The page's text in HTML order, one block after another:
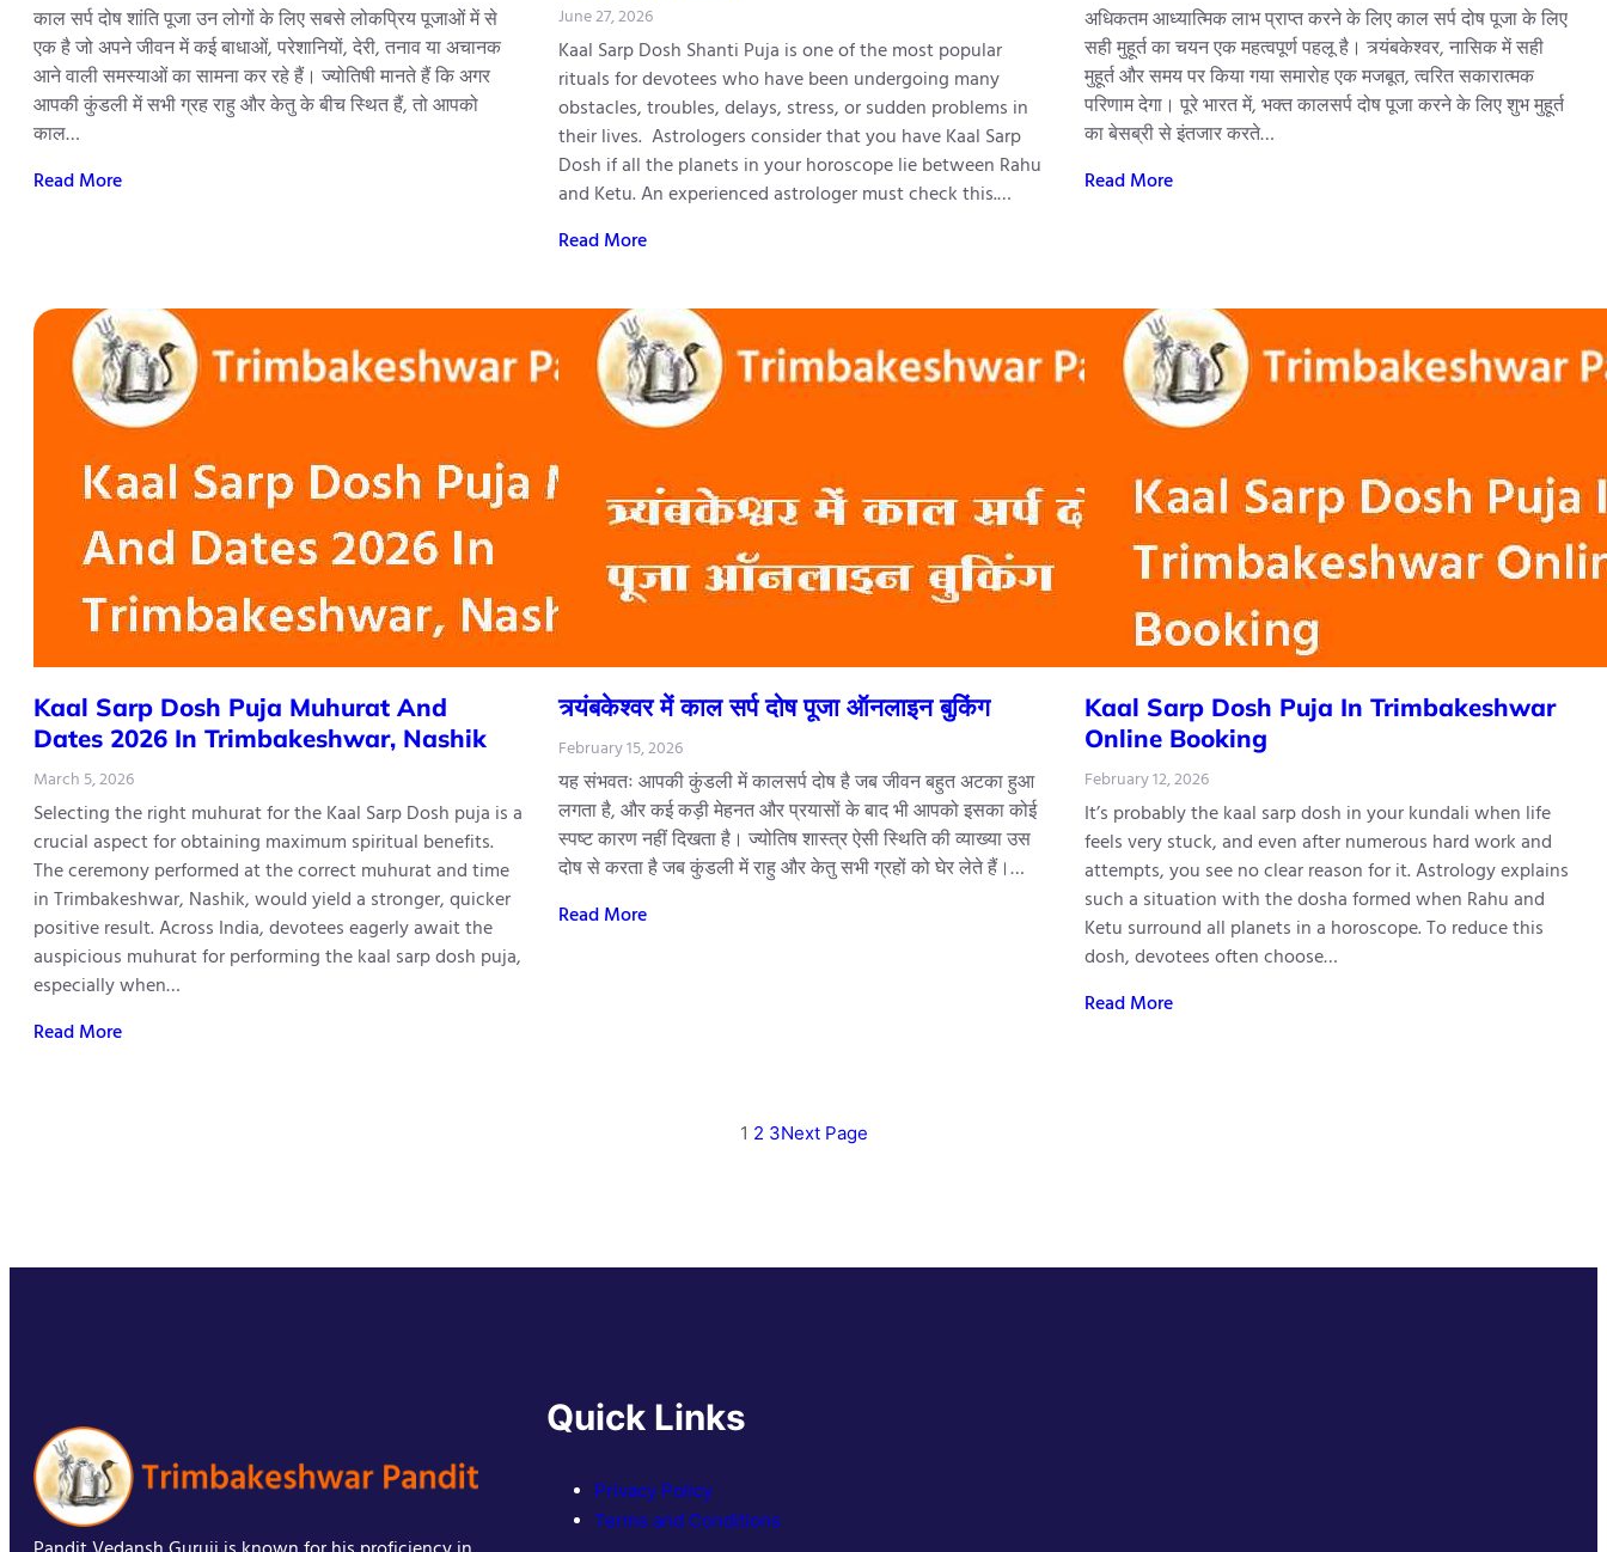
काल सर्प दोष शांति पूजा उन लोगों के लिए सबसे लोकप्रिय पूजाओं में से
एक है जो अपने जीवन में कई बाधाओं, परेशानियों, देरी, तनाव या अचानक
आने वाली समस्याओं का सामना कर रहे हैं। ज्योतिषी मानते हैं कि अगर
आपकी कुंडली में सभी ग्रह राहु और केतु के बीच स्थित हैं, तो आपको
काल…
Read More
June 27, 2026
Kaal Sarp Dosh Shanti Puja is one of the most popular
rituals for devotees who have been undergoing many
obstacles, troubles, delays, stress, or sudden problems in
their lives. Astrologers consider that you have Kaal Sarp
Dosh if all the planets in your horoscope lie between Rahu
and Ketu. An experienced astrologer must check this.…
Read More
अधिकतम आध्यात्मिक लाभ प्राप्त करने के लिए काल सर्प दोष पूजा के लिए
सही मुहूर्त का चयन एक महत्वपूर्ण पहलू है। त्र्यंबकेश्वर, नासिक में सही
मुहूर्त और समय पर किया गया समारोह एक मजबूत, त्वरित सकारात्मक
परिणाम देगा। पूरे भारत में, भक्त कालसर्प दोष पूजा करने के लिए शुभ मुहूर्त
का बेसब्री से इंतजार करते…
Read More
Kaal​‍​‌‍​‍‌​‍​‌‍​‍‌ Sarp Dosh Puja Muhurat And
Dates 2026 In Trimbakeshwar, Nashik
March 5, 2026
Selecting the right muhurat for the Kaal Sarp Dosh puja is a
crucial aspect for obtaining maximum spiritual benefits.
The ceremony performed at the correct muhurat and time
in Trimbakeshwar, Nashik, would yield a stronger, quicker
positive result. Across India, devotees eagerly await the
auspicious muhurat for performing the kaal sarp dosh puja,
especially when…
Read More
त्र्यंबकेश्वर में काल सर्प दोष पूजा ऑनलाइन बुकिंग
February 15, 2026
यह संभवतः आपकी कुंडली में कालसर्प दोष है जब जीवन बहुत अटका हुआ
लगता है, और कई कड़ी मेहनत और प्रयासों के बाद भी आपको इसका कोई
स्पष्ट कारण नहीं दिखता है। ज्योतिष शास्त्र ऐसी स्थिति की व्याख्या उस
दोष से करता है जब कुंडली में राहु और केतु सभी ग्रहों को घेर लेते हैं।…
Read More
Kaal Sarp Dosh Puja In Trimbakeshwar
Online Booking
February 12, 2026
It’s probably the kaal sarp dosh in your kundali when life
feels very stuck, and even after numerous hard work and
attempts, you see no clear reason for it. Astrology explains
such a situation with the dosha formed when Rahu and
Ketu surround all planets in a horoscope. To reduce this
dosh, devotees often choose…
Read More
1 2 3Next Page
Quick Links
Privacy Policy
Terms and Conditions